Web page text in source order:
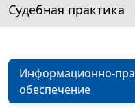
Судебная практика
Информационно-
обеспечение